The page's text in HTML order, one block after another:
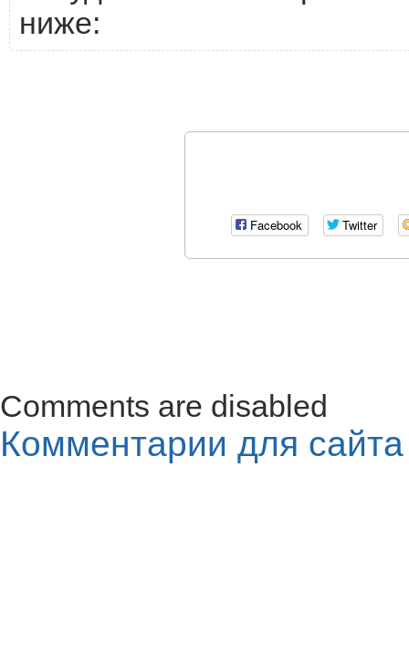
ниже:
Facebook Twitter
Comments are disabled
Комментарии для